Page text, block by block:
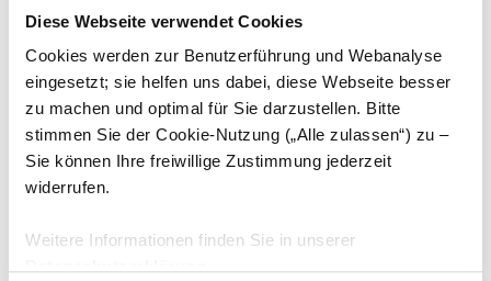
Diese Webseite verwendet Cookies
Cookies werden zur Benutzerführung und Webanalyse
eingesetzt; sie helfen uns dabei, diese Webseite besser
zu machen und optimal für Sie darzustellen. Bitte
stimmen Sie der Cookie-Nutzung („Alle zulassen“) zu –
Sie können Ihre freiwillige Zustimmung jederzeit
widerrufen.
Weitere Informationen finden Sie in unserer
Kinderfreibetrags für 2024